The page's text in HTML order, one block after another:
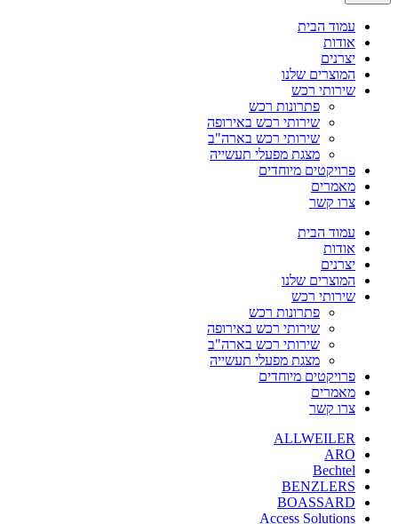
עמוד הבית
אודות
יצרנים
המוצרים שלנו
שירותי רכש
פתרונות רכש
שירותי רכש באירופה
שירותי רכש בארה"ב
מצגת מפעלי תעשייה
פרויקטים מיוחדים
מאמרים
צרו קשר
עמוד הבית
אודות
יצרנים
המוצרים שלנו
שירותי רכש
פתרונות רכש
שירותי רכש באירופה
שירותי רכש בארה"ב
מצגת מפעלי תעשייה
פרויקטים מיוחדים
מאמרים
צרו קשר
ALLWEILER
ARO
Bechtel
BENZLERS
BOASSARD
Access Solutions